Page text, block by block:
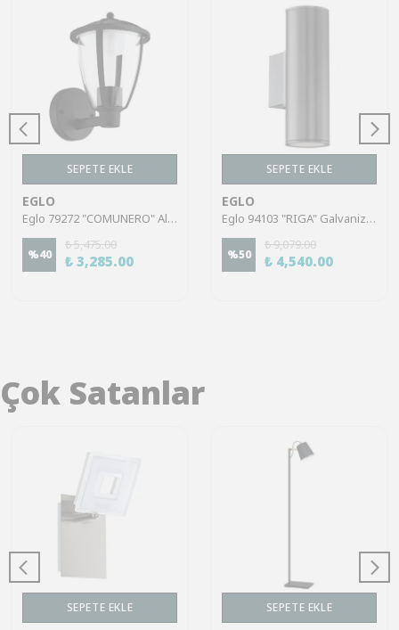
SEPETE EKLE
EGLO
Eglo 79272 "COMUNERO" Alüminyum Döküm Dış Mekan Bahçe Aydınlatması Aplik Ip44
%40
₺ 5,475.00
₺ 3,285.00
SEPETE EKLE
EGLO
Eglo 94103 "RIGA" Galvanize Çelik Dış Mekan Bahçe Aydınlatması Aplik Ip44
%50
₺ 9,079.00
₺ 4,540.00
Çok Satanlar
SEPETE EKLE SEPETE EKLE